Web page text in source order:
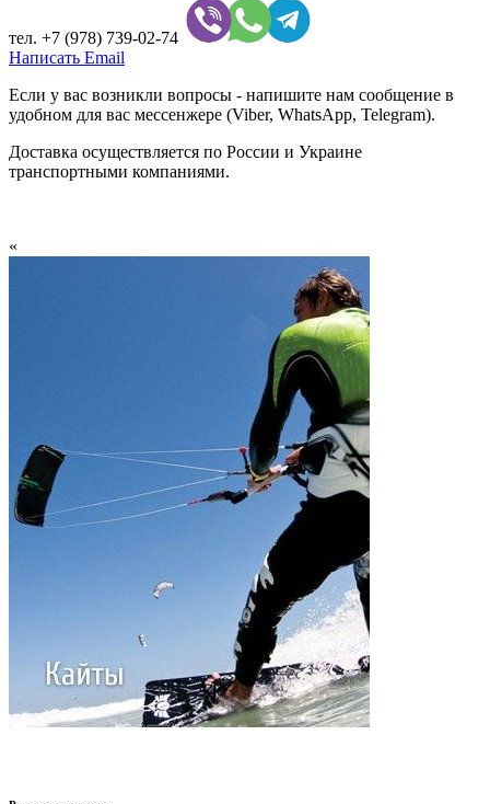
тел. +7 (978) 739-02-74
Написать Email
Если у вас возникли вопросы - напишите нам сообщение в
удобном для вас мессенжере (Viber, WhatsApp, Telegram).
Доставка осуществляется по России и Украине
транспортными компаниями.
«